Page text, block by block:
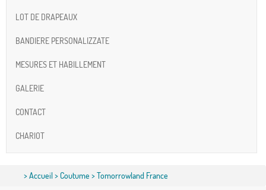
LOT DE DRAPEAUX
BANDIERE PERSONALIZZATE
MESURES ET HABILLEMENT
GALERIE
CONTACT
CHARIOT
>Accueil>Coutume > Tomorrowland France